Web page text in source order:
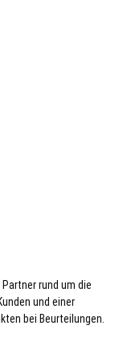
rund um die
und einer
bei Beurteilungen.